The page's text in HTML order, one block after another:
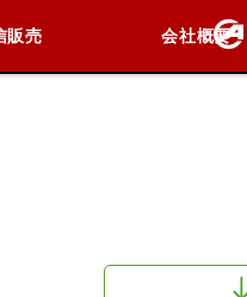
販売 会社概要
会社概要
採用情報